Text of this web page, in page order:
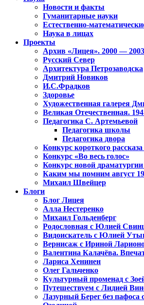
Новости и факты
Гуманитарные науки
Естественно-
Наука в лицах
Проекты
Архив «Лицея». 2000 — 2003
Русский Север
Архитектура Петрозаводска
Дмитрий Новиков
И.С.Фрадков
Здоровье
Художественная галерея
Великая Отечественная.
Педагогика С. Артемьевой
Педагогика школы
Педагогика двора
Конкурс короткого
Конкурс «Во весь голос»
Конкурс новой
Каким мы помним август
Михаил Швейцер
Блоги
Блог Лицея
Алла Нестеренко
Михаил Гольденберг
Родословная с Юлией
Видоискатель с Юлией
Вернисаж с Ириной
Валентина Калачёва.
Лариса Хенинен
Олег Гальченко
Культурный променад с
Путешествуем с Лидией
Лазурный Берег без пафоса